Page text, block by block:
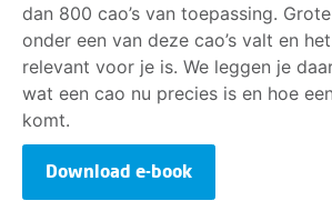
dan 800 cao’s van toepassing.
onder een van deze cao’s valt en
relevant voor je is. We leggen je
wat een cao nu precies is en hoe
komt.
Download e-book